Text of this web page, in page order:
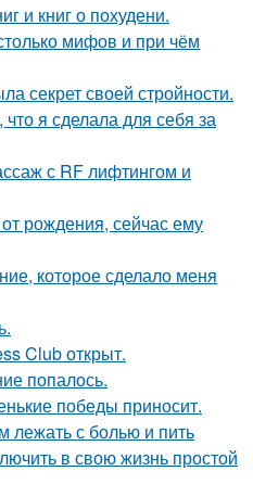
и книг о похудени.
мифов и при чём
секрет своей стройности.
я сделала для себя за
с RF лифтингом и
рождения, сейчас ему
которое сделало меня
Club открыт.
попалось.
победы приносит.
лежать с болью и пить
в свою жизнь простой